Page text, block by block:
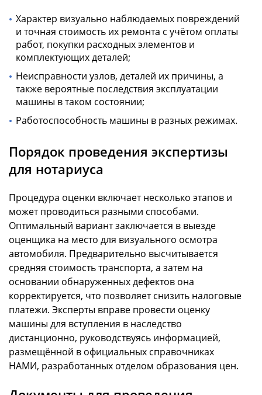
Характер визуально наблюдаемых повреждений
и точная стоимость их ремонта с учётом оплаты
работ, покупки расходных элементов и
комплектующих деталей;
Неисправности узлов, деталей их причины, а
также вероятные последствия эксплуатации
машины в таком состоянии;
Работоспособность машины в разных режимах.
Порядок проведения экспертизы
для нотариуса
Процедура оценки включает несколько этапов и
может проводиться разными способами.
Оптимальный вариант заключается в выезде
оценщика на место для визуального осмотра
автомобиля. Предварительно высчитывается
средняя стоимость транспорта, а затем на
основании обнаруженных дефектов она
корректируется, что позволяет снизить налоговые
платежи. Эксперты вправе провести оценку
машины для вступления в наследство
дистанционно, руководствуясь информацией,
размещённой в официальных справочниках
НАМИ, разработанных отделом образования цен.